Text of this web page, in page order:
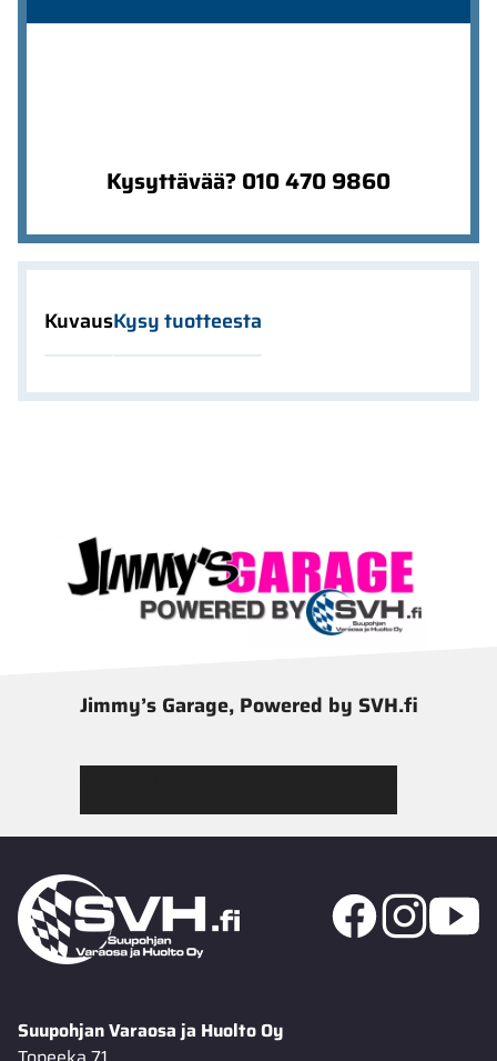
Kysyttävää? 010 470 9860
KuvausKysy tuotteesta
Jimmy’s Garage, Powered by SVH.fi
Suupohjan Varaosa ja Huolto Oy